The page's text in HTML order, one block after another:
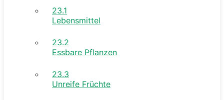
23.1
Lebensmittel
23.2
Essbare Pflanzen
23.3
Unreife Früchte